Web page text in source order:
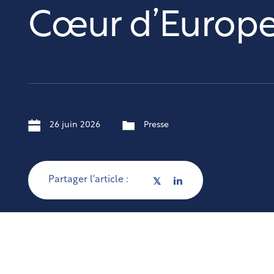
Cœur
26 juin 2026 Presse
Partager l'article : 𝕏